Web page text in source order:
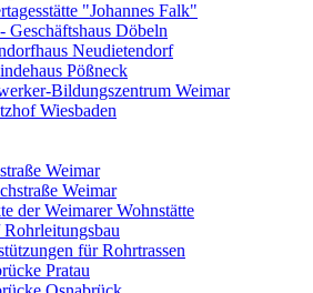
"Johannes Falk"
Geschäftshaus Döbeln
Neudietendorf
Pößneck
Bildungszentrum Weimar
Wiesbaden
Weimar
Weimar
der Weimarer Wohnstätte
für Rohrtrassen
Pratau